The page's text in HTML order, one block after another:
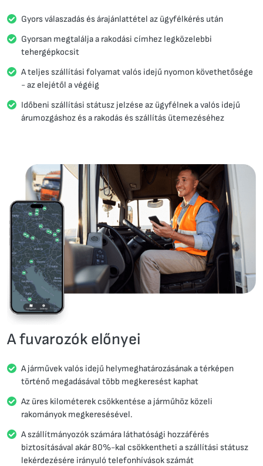
Gyors válaszadás és árajánlattétel az ügyfélkérés után
Gyorsan megtalálja a rakodási címhez legközelebbi
tehergépkocsit
A teljes szállítási folyamat valós idejű nyomon követhetősége
- az elejétől a végéig
Időbeni szállítási státusz jelzése az ügyfélnek a valós idejű
árumozgáshoz és a rakodás és szállítás ütemezéséhez
A fuvarozók előnyei
A járművek valós idejű helymeghatározásának a térképen
történő megadásával több megkeresést kaphat
Az üres kilométerek csökkentése a járműhöz közeli
rakományok megkeresésével.
A szállítmányozók számára láthatósági hozzáférés
biztosításával akár 80%-kal csökkentheti a szállítási státusz
lekérdezésére irányuló telefonhívások számát